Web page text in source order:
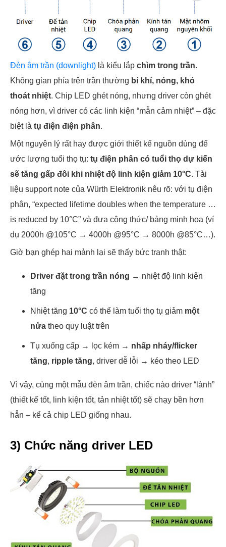
Đèn âm trần (downlight) là kiểu lắp chìm trong trần.
Không gian phía trên trần thường bí khí, nóng, khó
thoát nhiệt. Chip LED ghét nóng, nhưng driver còn ghét
nóng hơn, vì driver có các linh kiện “mẫn cảm nhiệt” – đặc
biệt là tụ điện điện phân.
Một nguyên lý rất hay được giới thiết kế nguồn dùng để
ước lượng tuổi thọ tụ: tụ điện phân có tuổi thọ dự kiến
sẽ tăng gấp đôi khi nhiệt độ linh kiện giảm 10°C. Tài
liệu support note của Würth Elektronik nêu rõ: với tụ điện
phân, “expected lifetime doubles when the temperature …
is reduced by 10°C” và đưa công thức/ bảng minh họa (ví
dụ 2000h @105°C → 4000h @95°C → 8000h @85°C…).
Giờ bạn ghép hai mảnh lại sẽ thấy bức tranh thật:
Driver đặt trong trần nóng → nhiệt độ linh kiện
tăng
Nhiệt tăng 10°C có thể làm tuổi thọ tụ giảm một
nửa theo quy luật trên
Tụ xuống cấp → lọc kém → nhấp nháy/flicker
tăng, ripple tăng, driver dễ lỗi → kéo theo LED
Vì vậy, cùng một mẫu đèn âm trần, chiếc nào driver “lành”
(thiết kế tốt, linh kiện tốt, tản nhiệt tốt) sẽ chạy bền hơn
hẳn – kể cả chip LED giống nhau.
3) Chức năng driver LED